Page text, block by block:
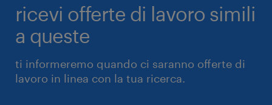
ricevi offerte di lavoro simili
a queste
ti informeremo quando ci saranno offerte di
lavoro in linea con la tua ricerca.